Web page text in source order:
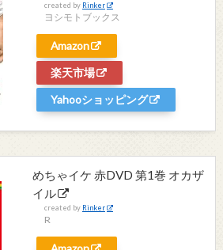
created by Rinker
ヨシモトブックス
Amazon
楽天市場
Yahooショッピング
めちゃイケ 赤DVD 第1巻 オカザ
イル
created by Rinker
R